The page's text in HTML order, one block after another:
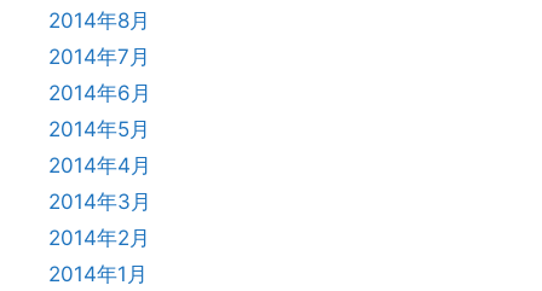
2014年8月
2014年7月
2014年6月
2014年5月
2014年4月
2014年3月
2014年2月
2014年1月